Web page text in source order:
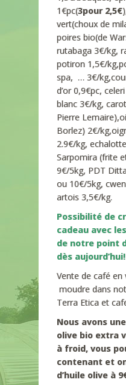
1€pc(3pour 2,5€
vert(choux de
poires bio(de
rutabaga 3€/kg,
potiron 1,5€/
spa, … 3€/
d’or 0,9€pc,
blanc 3€/kg,
Pierre
Borlez) 2€/
2.9€/kg,
Sarpomira (frite
9€/5kg, PDT
ou 10€/5kg,
artois 3,5€/kg.
Possibilité de
cadeau avec
de notre point
dès aujourd’hui!
Vente de café en
moudre dans
Terra Etica et
Nous avons
olive bio extra
à froid, vous
contenant et
d’huile olive à